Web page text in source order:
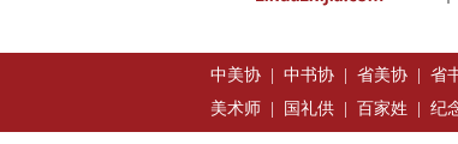
中美协 | 中书协 | 省美协 | 省
美术师 | 国礼供 | 百家姓 | 纪